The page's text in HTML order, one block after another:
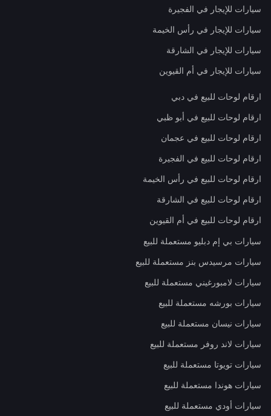
سيارات للإيجار في الفجيرة
سيارات للإيجار في رأس الخيمة
سيارات للإيجار في الشارقة
سيارات للإيجار في أم القيوين
ارقام لوحات للبيع في دبي
ارقام لوحات للبيع في أبو ظبي
ارقام لوحات للبيع في عجمان
ارقام لوحات للبيع في الفجيرة
ارقام لوحات للبيع في رأس الخيمة
ارقام لوحات للبيع في الشارقة
ارقام لوحات للبيع في أم القيوين
سيارات بي إم دبليو مستعملة للبيع
سيارات مرسيدس بنز مستعملة للبيع
سيارات لامبورغيني مستعملة للبيع
سيارات بورشه مستعملة للبيع
سيارات نيسان مستعملة للبيع
سيارات لاند روفر مستعملة للبيع
سيارات تويوتا مستعملة للبيع
سيارات هوندا مستعملة للبيع
سيارات أودي مستعملة للبيع